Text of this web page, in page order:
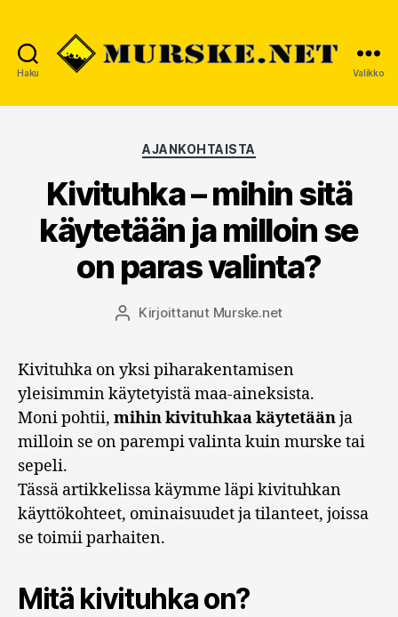
Haku Valikko
Kategoriat
AJANKOHTAISTA
Kivituhka – mihin sitä
käytetään ja milloin se
on paras valinta?
Kirjoittaja
Kirjoittanut Murske.net
Kivituhka on yksi piharakentamisen
yleisimmin käytetyistä maa-aineksista.
Moni pohtii, mihin kivituhkaa käytetäänja
milloin se on parempi valinta kuin murske tai
sepeli.
Tässä artikkelissa käymme läpi kivituhkan
käyttökohteet, ominaisuudet ja tilanteet, joissa
se toimii parhaiten.
Mitä kivituhka on?